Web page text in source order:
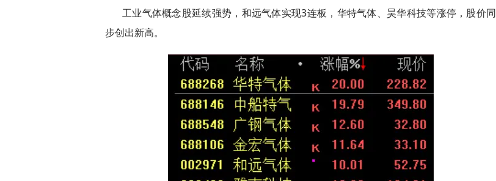
工业气体概念股延续强势，和远气体实现3连板，华特气体、昊华科技等涨停，股价同
步创出新高。